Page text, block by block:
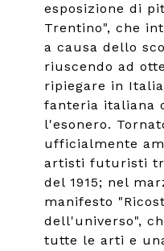
esposizione di
Trentino", che
a causa dello
riuscendo ad
ripiegare in
fanteria italiana
l'esonero.
ufficialmente
artisti futuristi
del 1915; nel
manifesto
dell'universo",
tutte le arti e